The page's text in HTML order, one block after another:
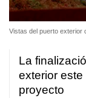
Vistas del puerto exterior
La
exterior este
proyecto